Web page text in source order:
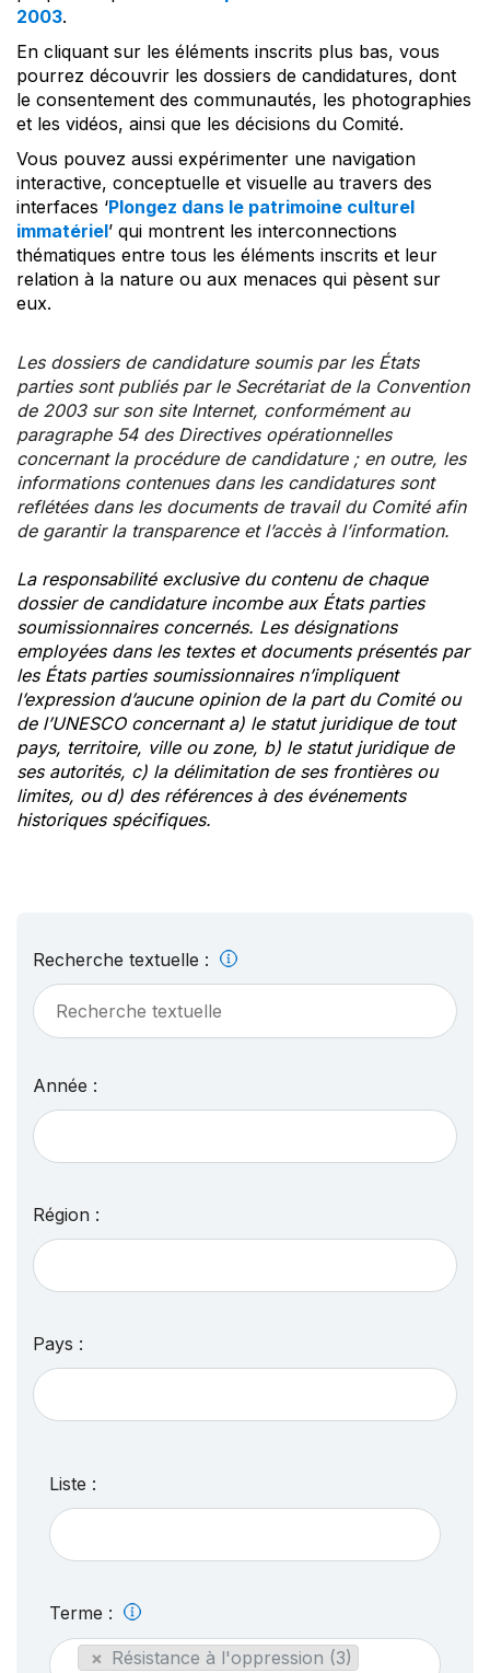
2003.
En cliquant sur les éléments inscrits plus bas, vous
pourrez découvrir les dossiers de candidatures, dont
le consentement des communautés, les photographies
et les vidéos, ainsi que les décisions du Comité.
Vous pouvez aussi expérimenter une navigation
interactive, conceptuelle et visuelle au travers des
interfaces ‘Plongez dans le patrimoine culturel
immatériel’ qui montrent les interconnections
thématiques entre tous les éléments inscrits et leur
relation à la nature ou aux menaces qui pèsent sur
eux.
Les dossiers de candidature soumis par les États
parties sont publiés par le Secrétariat de la Convention
de 2003 sur son site Internet, conformément au
paragraphe 54 des Directives opérationnelles
concernant la procédure de candidature ; en outre, les
informations contenues dans les candidatures sont
reflétées dans les documents de travail du Comité afin
de garantir la transparence et l’accès à l’information.
La responsabilité exclusive du contenu de chaque
dossier de candidature incombe aux États parties
soumissionnaires concernés. Les désignations
employées dans les textes et documents présentés par
les États parties soumissionnaires n’impliquent
l’expression d’aucune opinion de la part du Comité ou
de l’UNESCO concernant a) le statut juridique de tout
pays, territoire, ville ou zone, b) le statut juridique de
ses autorités, c) la délimitation de ses frontières ou
limites, ou d) des références à des événements
historiques spécifiques.
Recherche textuelle :
Année :
Région :
Pays :
Liste :
Terme :
× Résistance à l'oppression (3)